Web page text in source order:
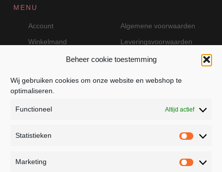
Beheer cookie toestemming
Wij gebruiken cookies om onze website en webshop te
optimaliseren.
Functioneel Altijd actief
Statistieken
Marketing
MENU
Account
Algemene voorwaarden
Winkelmand
Leveringsvoorwaarden
VEILIG BETALEN MET MOLLIE